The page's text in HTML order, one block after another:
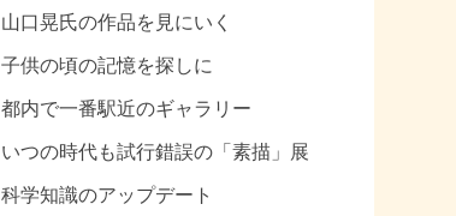
山口晃氏の作品を見にいく
子供の頃の記憶を探しに
都内で一番駅近のギャラリー
いつの時代も試行錯誤の「素描」展
科学知識のアップデート